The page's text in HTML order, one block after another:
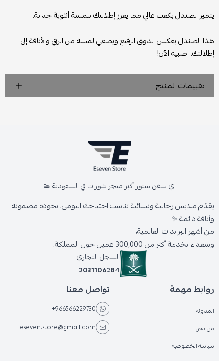
يتميز الصندل بكعب عالي مما يعزز إطلالتك بلمسة أنثوية جذابة.
هذا الصندل يعكس الذوق الرفيع ويضفي لمسة من الرقي والأناقة إلى
إطلالتك. اطلبيه الآن!
تقييمات المنتج
اي سفن ستور أكبر متجر شوزات في السعودية 👟
يقدّم ملابس رجالية ونسائية تناسب احتياجك اليومي، بجودة مضمونة
وأناقة دائمة ✨
من أشهر البراندات العالمية،
وسعداء بخدمة أكثر من 300,000 عميل حول المملكة.
السجل التجاري
2031106284
روابط مهمة
المدونة
من نحن
سياسة الخصوصية
تواصل معنا
+966566229730
eseven.store@gmail.com